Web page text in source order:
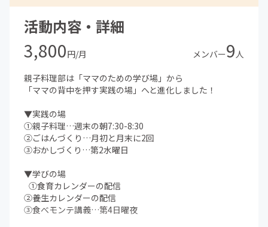
活動内容・詳細
3,800円/月 メンバー9人
親子料理部は「ママのための学び場」から
「ママの背中を押す実践の場」へと進化しました！
▼実践の場
①親子料理…週末の朝7:30-8:30
②ごはんづくり…月初と月末に2回
③おかしづくり…第2水曜日
▼学びの場
①食育カレンダーの配信
②養生カレンダーの配信
③食べモンテ講義…第4日曜夜